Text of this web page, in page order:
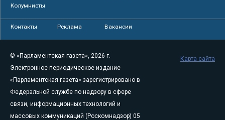
Колумнисты
Контакты Реклама Вакансии
© «Парламентская газета», 2026 г.
Электронное периодическое издание
«Парламентская газета» зарегистрировано в
Федеральной службе по надзору в сфере
связи, информационных технологий и
массовых коммуникаций (Роскомнадзор) 05
Карта сайта